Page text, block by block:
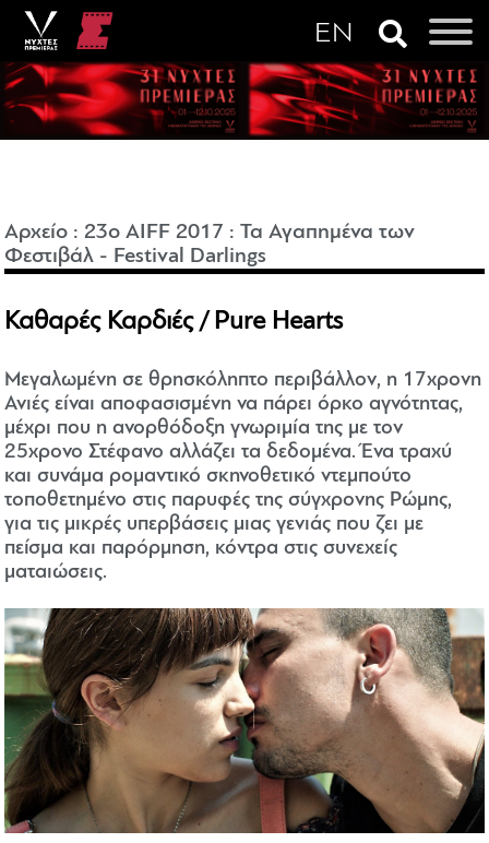
Αρχείο :23o AIFF 2017 :Τα Αγαπημένα των
Φεστιβάλ - Festival Darlings
Καθαρές Καρδιές / Pure Hearts
Μεγαλωμένη σε θρησκόληπτο περιβάλλον, η 17χρονη
Ανιές είναι αποφασισμένη να πάρει όρκο αγνότητας,
μέχρι που η ανορθόδοξη γνωριμία της με τον
25χρονο Στέφανο αλλάζει τα δεδομένα. Ένα τραχύ
και συνάμα ρομαντικό σκηνοθετικό ντεμπούτο
τοποθετημένο στις παρυφές της σύγχρονης Ρώμης,
για τις μικρές υπερβάσεις μιας γενιάς που ζει με
πείσμα και παρόρμηση, κόντρα στις συνεχείς
ματαιώσεις.